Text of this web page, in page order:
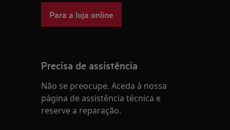
Para a loja online
Precisa de assistência
Não se preocupe. Aceda à nossa
página de assistência técnica e
reserve a reparação.